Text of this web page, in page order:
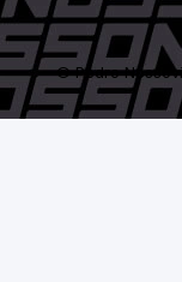
© Pedro